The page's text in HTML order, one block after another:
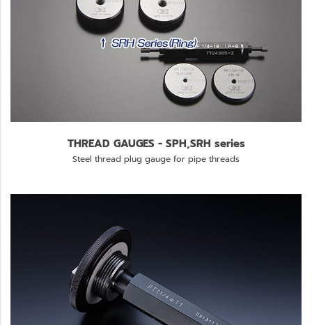
THREAD GAUGES - SPH,SRH series
Steel thread plug gauge for pipe threads